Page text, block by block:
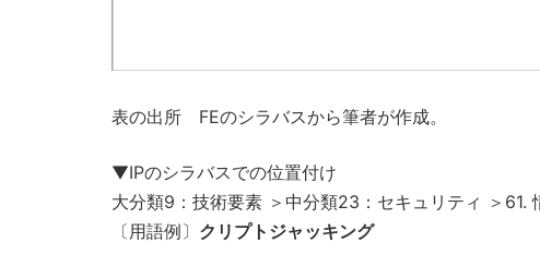
表の出所 FEのシラバスから筆者が作成。
▼IPのシラバスでの位置付け
大分類9：技術要素 ＞中分類23：セキュリティ ＞61.
〔用語例〕 クリプトジャッキング